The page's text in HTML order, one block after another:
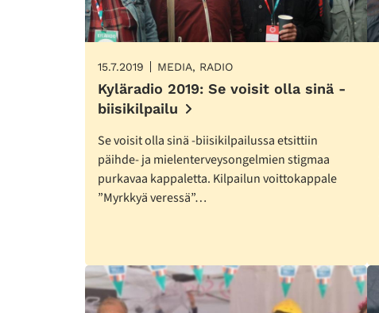
15.7.2019 MEDIA, RADIO
Kyläradio 2019: Se voisit olla sinä -
biisikilpailu
Se voisit olla sinä -biisikilpailussa etsittiin
päihde- ja mielenterveysongelmien stigmaa
purkavaa kappaletta. Kilpailun voittokappale
”Myrkkyä veressä”…